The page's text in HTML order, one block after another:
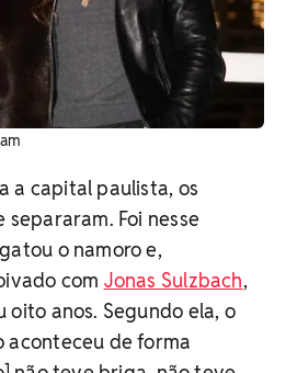
a capital paulista, os
separaram. Foi nesse
o namoro e,
com Jonas Sulzbach,
oito anos. Segundo ela, o
aconteceu de forma